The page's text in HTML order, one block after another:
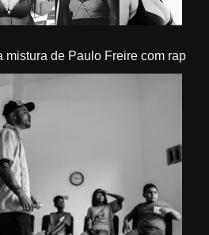
mistura de Paulo Freire com rap